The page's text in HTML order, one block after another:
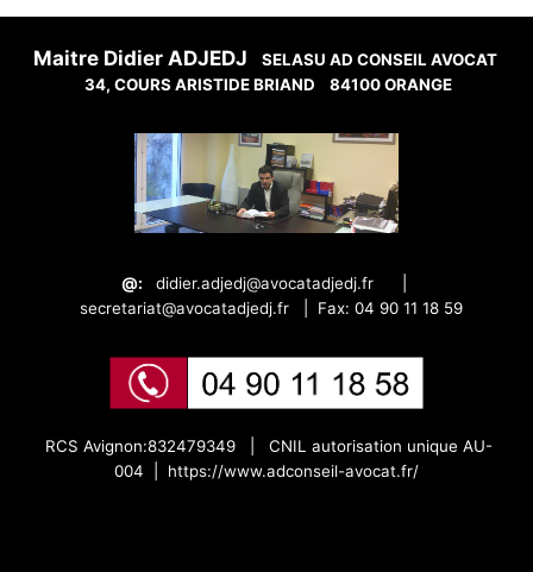
Maitre Didier ADJEDJ
SELASU AD CONSEIL AVOCAT
34, COURS ARISTIDE BRIAND
84100 ORANGE
@: didier.adjedj@avocatadjedj.fr
secretariat@avocatadjedj.fr
Fax: 04 90 11 18 59
RCS Avignon:832479349 | CNIL autorisation unique AU-
004 | https://www.adconseil-avocat.fr/